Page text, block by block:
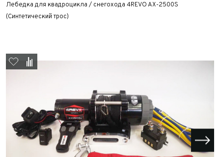
Лебедка для квадроцикла / снегохода 4REVO AX-2500S
(Синтетический трос)